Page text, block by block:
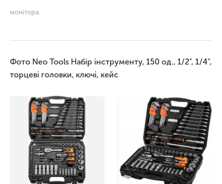
монітора.
Фото Neo Tools Набір інструменту, 150 од., 1/2", 1/4",
торцеві головки, ключі, кейс